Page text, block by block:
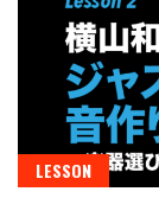
LESSON